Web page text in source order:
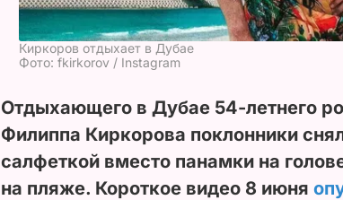
Киркоров отдыхает в Дубае
Фото: fkirkorov / Instagram
Отдыхающего в Дубае 54-летнего
Филиппа Киркорова поклонники
салфеткой вместо панамки на
на пляже. Короткое видео 8 июня